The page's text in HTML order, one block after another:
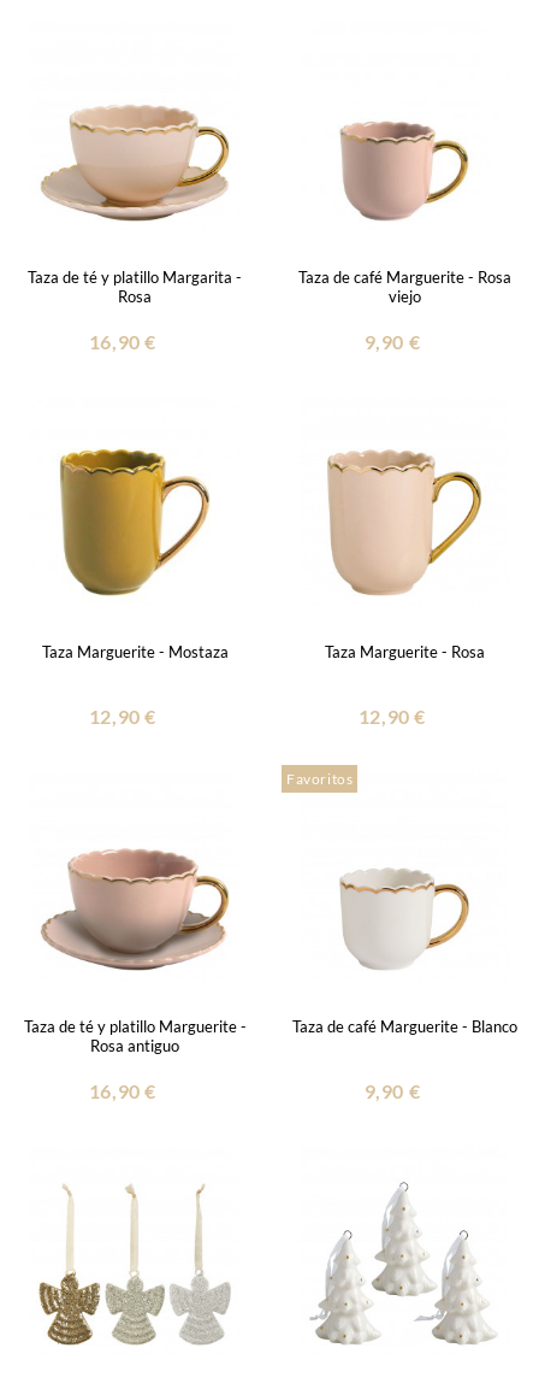
Taza de té y platillo Margarita -
Rosa
16,90 €
Taza de café Marguerite - Rosa
viejo
9,90 €
Taza Marguerite - Mostaza
12,90 €
Taza Marguerite - Rosa
12,90 €
Taza de té y platillo Marguerite -
Rosa antiguo
16,90 €
Favoritos
Taza de café Marguerite - Blanco
9,90 €